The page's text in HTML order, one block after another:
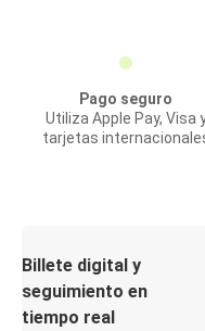
Pago seguro
Utiliza Apple Pay, Visa
tarjetas
Billete digital y
seguimiento en
tiempo real